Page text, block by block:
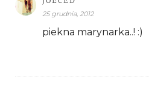
25 grudnia, 2012
piekna marynarka..! :)